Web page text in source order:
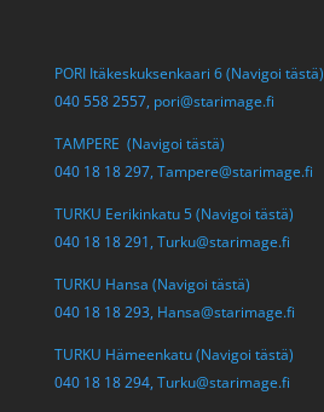
PORI Itäkeskuksenkaari 6 (Navigoi tästä)
040 558 2557, pori@starimage.fi
TAMPERE (Navigoi tästä)
040 18 18 297, Tampere@starimage.fi
TURKU Eerikinkatu 5 (Navigoi tästä)
040 18 18 291, Turku@starimage.fi
TURKU Hansa (Navigoi tästä)
040 18 18 293, Hansa@starimage.fi
TURKU Hämeenkatu (Navigoi tästä)
040 18 18 294, Turku@starimage.fi